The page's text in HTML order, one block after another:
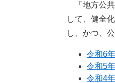
「地方公共
して、健全
し、かつ、
令和6
令和5
令和4